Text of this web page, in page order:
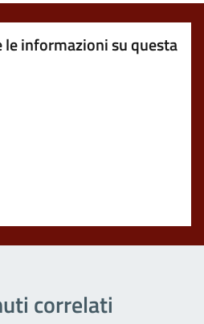
le informazioni su questa
correlati